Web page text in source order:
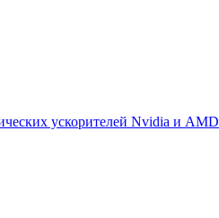
ускорителей Nvidia и AMD